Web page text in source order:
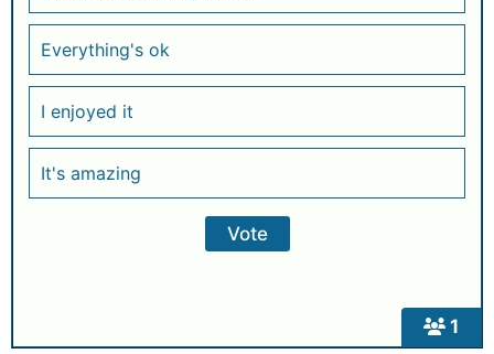
1
Everything's ok
I enjoyed it
It's amazing